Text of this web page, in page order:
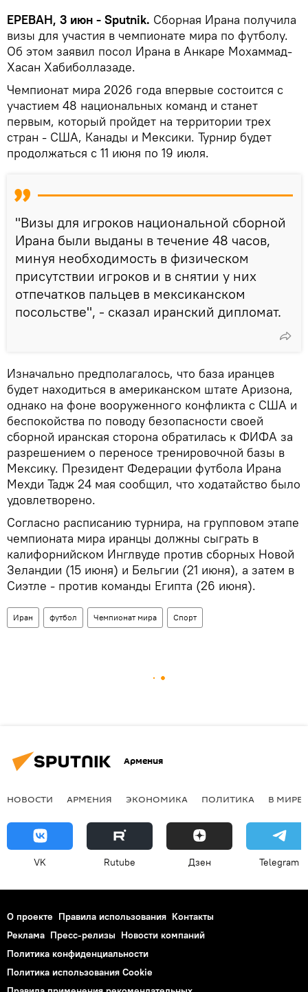
ЕРЕВАН, 3 июн - Sputnik. Сборная Ирана получила
визы для участия в чемпионате мира по футболу.
Об этом заявил посол Ирана в Анкаре Мохаммад-
Хасан Хабиболлазаде.
Чемпионат мира 2026 года впервые состоится с
участием 48 национальных команд и станет
первым, который пройдет на территории трех
стран - США, Канады и Мексики. Турнир будет
продолжаться с 11 июня по 19 июля.
"Визы для игроков национальной сборной
Ирана были выданы в течение 48 часов,
минуя необходимость в физическом
присутствии игроков и в снятии у них
отпечатков пальцев в мексиканском
посольстве", - сказал иранский дипломат.
Изначально предполагалось, что база иранцев
будет находиться в американском штате Аризона,
однако на фоне вооруженного конфликта с США и
беспокойства по поводу безопасности своей
сборной иранская сторона обратилась к ФИФА за
разрешением о переносе тренировочной базы в
Мексику. Президент Федерации футбола Ирана
Мехди Тадж 24 мая сообщил, что ходатайство было
удовлетворено.
Согласно расписанию турнира, на групповом этапе
чемпионата мира иранцы должны сыграть в
калифорнийском Инглвуде против сборных Новой
Зеландии (15 июня) и Бельгии (21 июня), а затем в
Сиэтле - против команды Египта (26 июня).
Иран футбол Чемпионат мира Спорт
Армения
НОВОСТИ АРМЕНИЯ ЭКОНОМИКА ПОЛИТИКА В МИРЕ
VK Rutube Дзен Telegram
О проекте Правила использования Контакты
Реклама Пресс-релизы Новости компаний
Политика конфиденциальности
Политика использования Cookie